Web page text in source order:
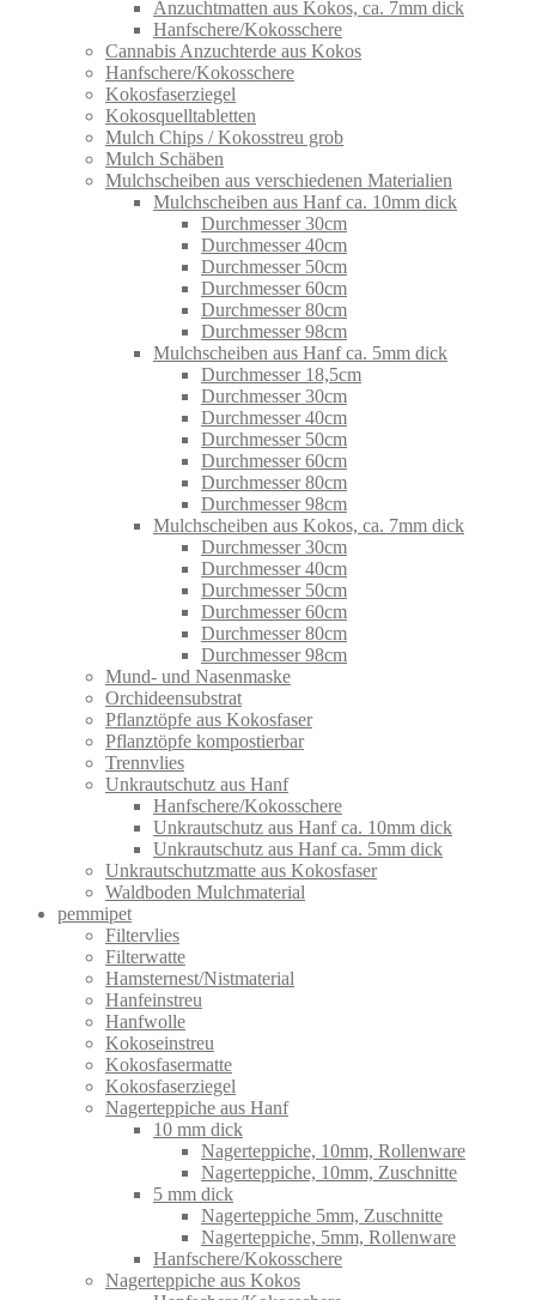
Anzuchtmatten aus Kokos, ca. 7mm dick
Hanfschere/Kokosschere
Cannabis Anzuchterde aus Kokos
Hanfschere/Kokosschere
Kokosfaserziegel
Kokosquelltabletten
Mulch Chips / Kokosstreu grob
Mulch Schäben
Mulchscheiben aus verschiedenen Materialien
Mulchscheiben aus Hanf ca. 10mm dick
Durchmesser 30cm
Durchmesser 40cm
Durchmesser 50cm
Durchmesser 60cm
Durchmesser 80cm
Durchmesser 98cm
Mulchscheiben aus Hanf ca. 5mm dick
Durchmesser 18,5cm
Durchmesser 30cm
Durchmesser 40cm
Durchmesser 50cm
Durchmesser 60cm
Durchmesser 80cm
Durchmesser 98cm
Mulchscheiben aus Kokos, ca. 7mm dick
Durchmesser 30cm
Durchmesser 40cm
Durchmesser 50cm
Durchmesser 60cm
Durchmesser 80cm
Durchmesser 98cm
Mund- und Nasenmaske
Orchideensubstrat
Pflanztöpfe aus Kokosfaser
Pflanztöpfe kompostierbar
Trennvlies
Unkrautschutz aus Hanf
Hanfschere/Kokosschere
Unkrautschutz aus Hanf ca. 10mm dick
Unkrautschutz aus Hanf ca. 5mm dick
Unkrautschutzmatte aus Kokosfaser
Waldboden Mulchmaterial
pemmipet
Filtervlies
Filterwatte
Hamsternest/Nistmaterial
Hanfeinstreu
Hanfwolle
Kokoseinstreu
Kokosfasermatte
Kokosfaserziegel
Nagerteppiche aus Hanf
10 mm dick
Nagerteppiche, 10mm, Rollenware
Nagerteppiche, 10mm, Zuschnitte
5 mm dick
Nagerteppiche 5mm, Zuschnitte
Nagerteppiche, 5mm, Rollenware
Hanfschere/Kokosschere
Nagerteppiche aus Kokos